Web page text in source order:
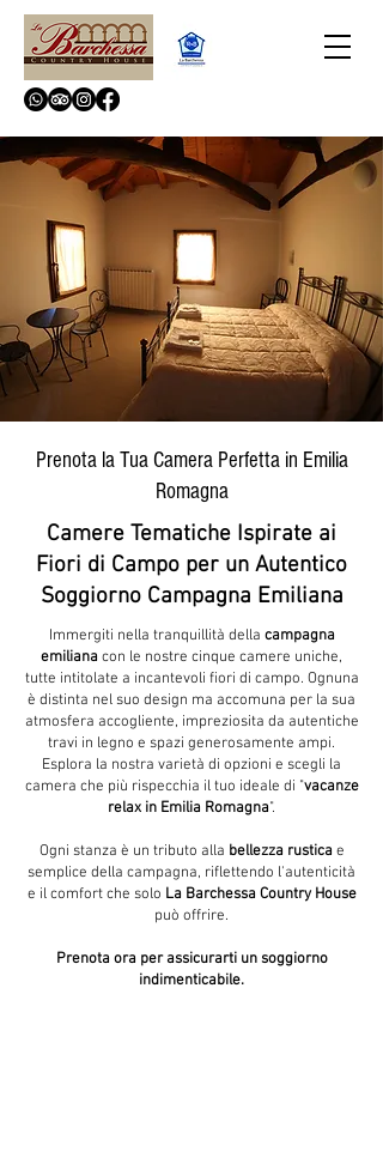
Prenota la Tua Camera Perfetta in Emilia
Romagna
Camere Tematiche Ispirate ai
Fiori di Campo per un Autentico
Soggiorno Campagna Emiliana
Immergiti nella tranquillità della campagna
emiliana con le nostre cinque camere uniche,
tutte intitolate a incantevoli fiori di campo. Ognuna
è distinta nel suo design ma accomuna per la sua
atmosfera accogliente, impreziosita da autentiche
travi in legno e spazi generosamente ampi.
Esplora la nostra varietà di opzioni e scegli la
camera che più rispecchia il tuo ideale di "vacanze
relax in Emilia Romagna".
Ogni stanza è un tributo alla bellezza rustica e
semplice della campagna, riflettendo l'autenticità
e il comfort che solo La Barchessa Country House
può offrire.
Prenota ora per assicurarti un soggiorno
indimenticabile.